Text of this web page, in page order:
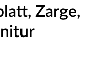
Zarge,